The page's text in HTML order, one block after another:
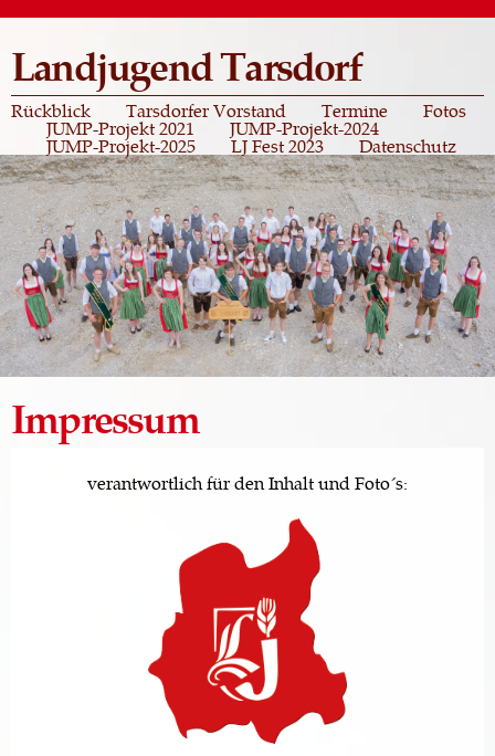
Direkt
Inhalt
Landjugend Tarsdorf
Rückblick Tarsdorfer Vorstand Termine Fotos
JUMP-Projekt 2021 JUMP-Projekt-2024
JUMP-Projekt-2025 LJ Fest 2023 Datenschutz
Impressum
verantwortlich für den Inhalt und Foto´s: